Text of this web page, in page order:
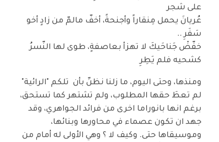
على شجر
عُريانَ يحمل مِنقاراً وأجنحةً، أخفّ مالمّ من زادٍ أخو
سَفَرِ ..
خفّضْ جَناحَيكَ لا تهزأ بعاصفةٍ، طوى لها النّسرُ
كشحيه فلم يَطِرِ
ومنذها، وحتى اليوم، ما زلنا نظنّ بأن تلكم "الرائية"
لم تعطَ حقها المطلوب، ولم تشتهر كما تستحق،
برغم انها بانوراما اخرى من فرائد الجواهري، وقد
جهد ان تكون عصماء في محاورها وبنائها،
وموسيقاها حتى. وكيف لا ؟ وهي الأولى له أمام من